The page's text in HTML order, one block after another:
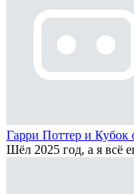
Гарри Поттер и Кубок
Шёл 2025 год, а я всё